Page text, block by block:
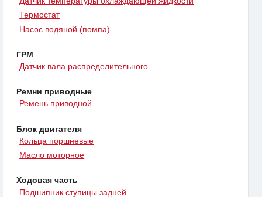
Термостат
Насос водяной (помпа)
ГРМ
Датчик вала распределительного
Ремни приводные
Ремень приводной
Блок двигателя
Кольца поршневые
Масло моторное
Ходовая часть
Подшипник ступицы задней